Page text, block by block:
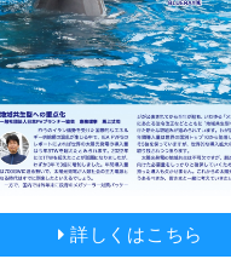
詳しくはこちら